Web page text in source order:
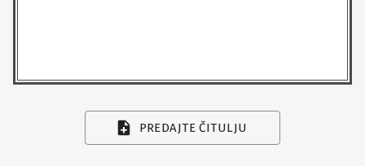
PREDAJTE ČITULJU